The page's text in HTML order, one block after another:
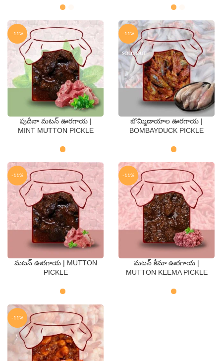
-11%
QTY
పుదీనా మటన్ ఊరగాయ |
MINT MUTTON PICKLE
-11%
SOLD OUT
QTY
బొమ్మిడాయాల ఊరగాయ |
BOMBAYDUCK PICKLE
-11%
QTY
మటన్ ఊరగాయ | MUTTON
PICKLE
-11%
QTY
మటన్ కీమా ఊరగాయ |
MUTTON KEEMA PICKLE
-11%